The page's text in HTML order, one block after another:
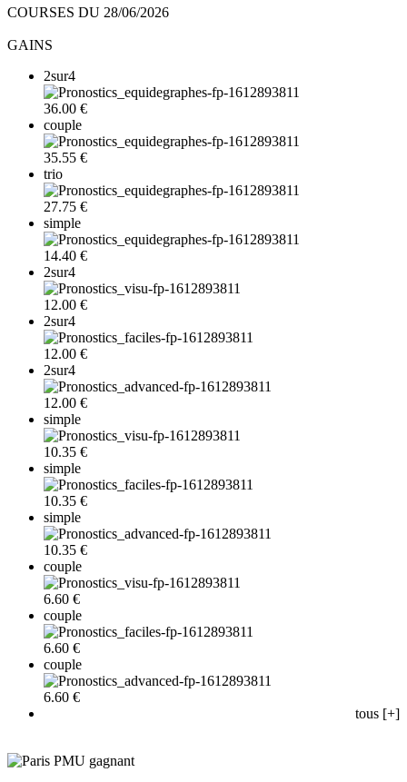
COURSES DU 28/06/2026
GAINS
2sur4
36.00 €
couple
35.55 €
trio
27.75 €
simple
14.40 €
2sur4
12.00 €
2sur4
12.00 €
2sur4
12.00 €
simple
10.35 €
simple
10.35 €
simple
10.35 €
couple
6.60 €
couple
6.60 €
couple
6.60 €
tous [+]